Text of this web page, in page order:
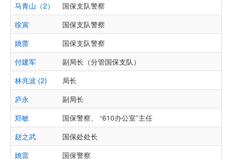
马青山（2）
国保支队警察
徐寅
国保支队警察
姚蕾
国保支队警察
付建军
副局长（分管国保支队）
林兆波 (2)
局长
庐永
副局长
郑敏
国保警察、 “610办公室”主任
赵之武
国保处处长
姚雷
国保警察